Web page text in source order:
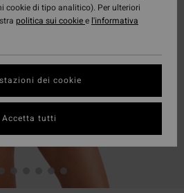
cookie di tipo analitico). Per ulteriori
politica sui cookiee l'informativa
dei cookie
Accetta tutti